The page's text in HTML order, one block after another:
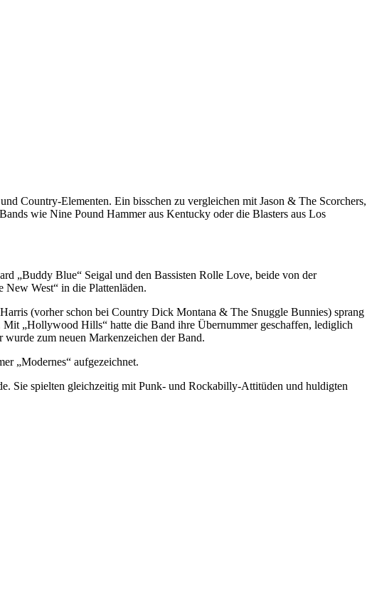
Country-Elementen. Ein bisschen zu vergleichen mit Jason & The Scorchers,
wie Nine Pound Hammer aus Kentucky oder die Blasters aus Los
„Buddy Blue“ Seigal und den Bassisten Rolle Love, beide von der
New West“ in die Plattenläden.
(vorher schon bei Country Dick Montana & The Snuggle Bunnies) sprang
„Hollywood Hills“ hatte die Band ihre Übernummer geschaffen, lediglich
zum neuen Markenzeichen der Band.
„Modernes“ aufgezeichnet.
Sie spielten gleichzeitig mit Punk- und Rockabilly-Attitüden und huldigten